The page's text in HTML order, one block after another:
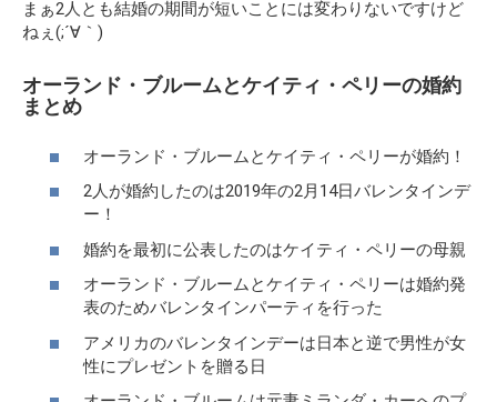
まぁ2人とも結婚の期間が短いことには変わりないですけど
ねぇ(;´∀｀)
オーランド・ブルームとケイティ・ペリーの婚約
まとめ
オーランド・ブルームとケイティ・ペリーが婚約！
2人が婚約したのは2019年の2月14日バレンタインデ
ー！
婚約を最初に公表したのはケイティ・ペリーの母親
オーランド・ブルームとケイティ・ペリーは婚約発
表のためバレンタインパーティを行った
アメリカのバレンタインデーは日本と逆で男性が女
性にプレゼントを贈る日